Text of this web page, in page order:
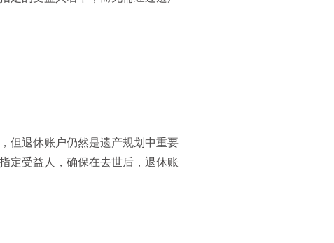
但退休账户仍然是遗产规划中重要
定受益人，确保在去世后，退休账